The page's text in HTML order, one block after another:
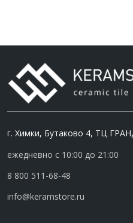
г. Химки, Бутаково 4, ТЦ
ежедневно с 10:00 до 21:00
8 800 511-68-48
info@keramstore.ru